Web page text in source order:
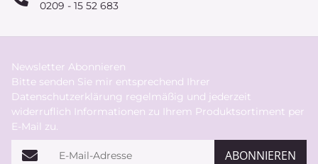
0209 - 15 52 683
Newsletter Abonnieren
Bitte senden Sie mir entsprechend Ihrer
Datenschutzerklärung regelmäßig und jederzeit
widerruflich Informationen zu Ihrem Produktsortiment per
E-Mail zu.
E-Mail-Adresse ABONNIEREN